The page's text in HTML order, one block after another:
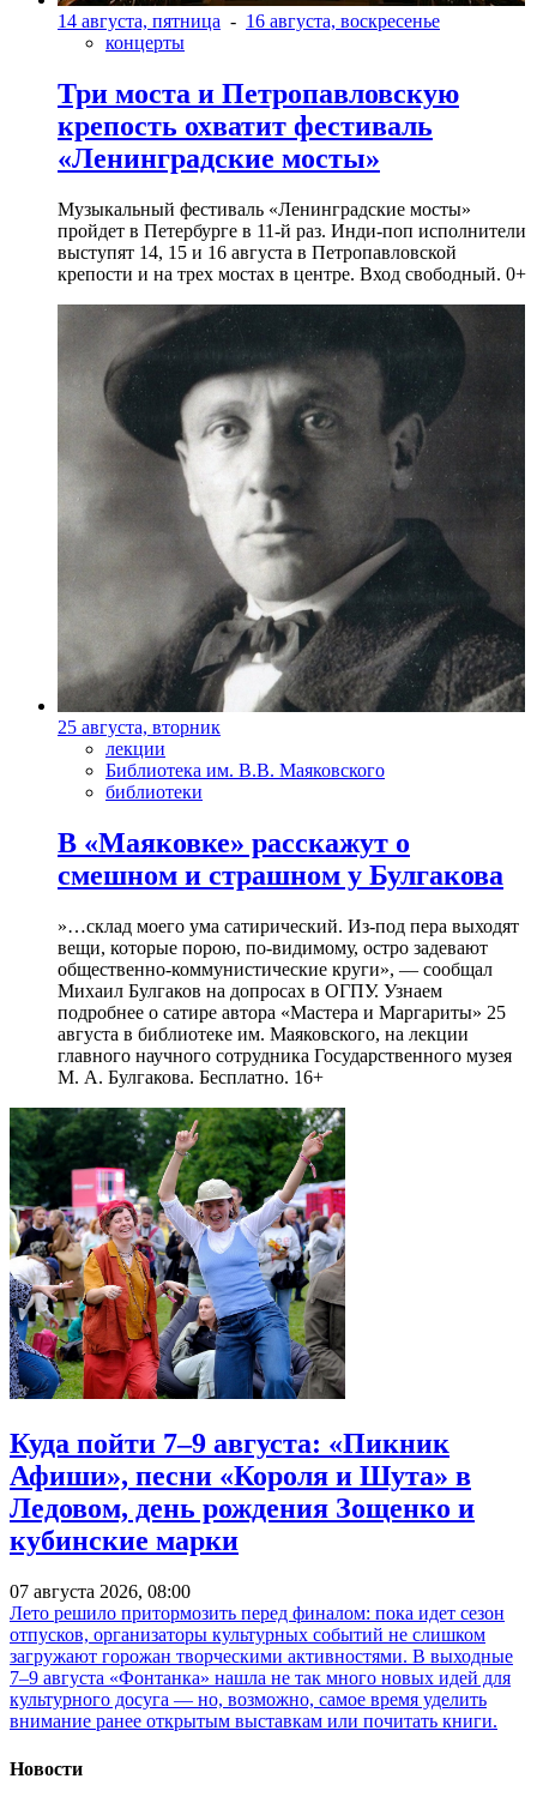
14 августа, пятница - 16 августа, воскресенье
концерты
Три моста и Петропавловскую
крепость охватит фестиваль
«Ленинградские мосты»
Музыкальный фестиваль «Ленинградские мосты»
пройдет в Петербурге в 11-й раз. Инди-поп исполнители
выступят 14, 15 и 16 августа в Петропавловской
крепости и на трех мостах в центре. Вход свободный. 0+
25 августа, вторник
лекции
Библиотека им. В.В. Маяковского
библиотеки
В «Маяковке» расскажут о
смешном и страшном у Булгакова
»…склад моего ума сатирический. Из-под пера выходят
вещи, которые порою, по-видимому, остро задевают
общественно-коммунистические круги», — сообщал
Михаил Булгаков на допросах в ОГПУ. Узнаем
подробнее о сатире автора «Мастера и Маргариты» 25
августа в библиотеке им. Маяковского, на лекции
главного научного сотрудника Государственного музея
М. А. Булгакова. Бесплатно. 16+
Куда пойти 7–9 августа: «Пикник
Афиши», песни «Короля и Шута» в
Ледовом, день рождения Зощенко и
кубинские марки
07 августа 2026, 08:00
Лето решило притормозить перед финалом: пока идет сезон
отпусков, организаторы культурных событий не слишком
загружают горожан творческими активностями. В выходные
7–9 августа «Фонтанка» нашла не так много новых идей для
культурного досуга — но, возможно, самое время уделить
внимание ранее открытым выставкам или почитать книги.
Новости